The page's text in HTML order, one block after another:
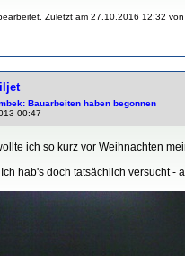
Zuletzt am 27.10.2016 12:32 von
Bauarbeiten haben begonnen
00:47
ich so kurz vor Weihnachten
Ich hab's doch tatsächlich versucht